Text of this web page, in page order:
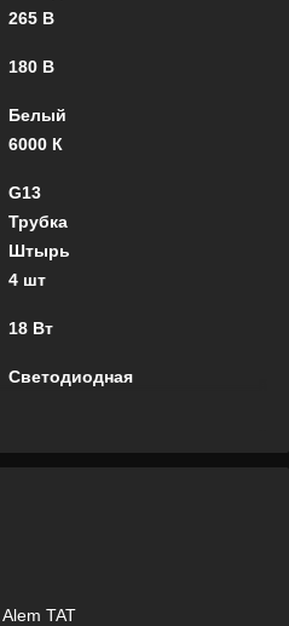
265 В
180 В
Белый
6000 К
G13
Трубка
Штырь
4 шт
18 Вт
Светодиодная
TAT